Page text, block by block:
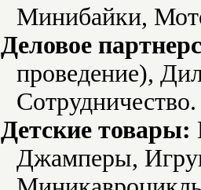
Минибайки,
Деловое
проведение),
Сотрудничество.
Детские товары:
Джамперы,